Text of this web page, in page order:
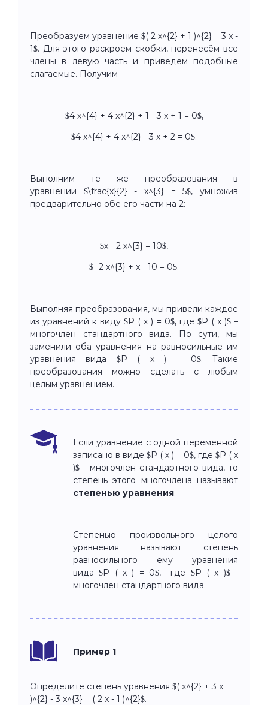
Преобразуем уравнение $( 2 x^{2} + 1 )^{2} = 3 x -
1$. Для этого раскроем скобки, перенесём все
члены в левую часть и приведем подобные
слагаемые. Получим
$4 x^{4} + 4 x^{2} + 1 - 3 x + 1 = 0$,
$4 x^{4} + 4 x^{2} - 3 x + 2 = 0$.
Выполним те же преобразования в
уравнении $\frac{x}{2} - x^{3} = 5$, умножив
предварительно обе его части на 2:
$x - 2 x^{3} = 10$,
$- 2 x^{3} + x - 10 = 0$.
Выполняя преобразования, мы привели каждое
из уравнений к виду $P ( x ) = 0$, где $P ( x )$ –
многочлен стандартного вида. По сути, мы
заменили оба уравнения на равносильные им
уравнения вида $P ( x ) = 0$. Такие
преобразования можно сделать с любым
целым уравнением.
Если уравнение с одной переменной
записано в виде $P ( x ) = 0$, где $P ( x
)$ - многочлен стандартного вида, то
степень этого многочлена называют
степенью уравнения.
Степенью произвольного целого
уравнения называют степень
равносильного ему уравнения
вида $P ( x ) = 0$, где $P ( x )$ -
многочлен стандартного вида.
Пример 1
Определите степень уравнения $( x^{2} + 3 x
)^{2} - 3 x^{3} = ( 2 x - 1 )^{2}$.